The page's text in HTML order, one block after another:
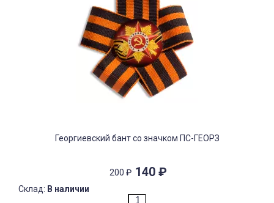
Георгиевский бант со значком ПС-ГЕОРЗ
200 ₽ 140 ₽
Склад: В наличии